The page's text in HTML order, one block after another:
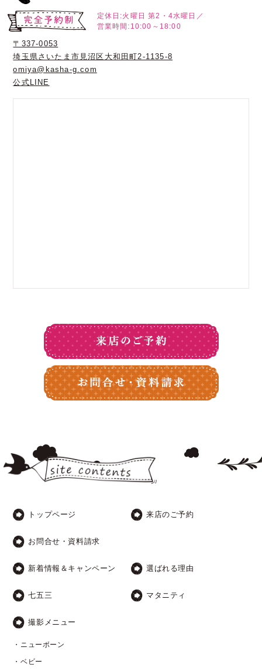
定休日:火曜日 第2・4水曜日／
営業時間:10:00～18:00
〒337-0053
埼玉県さいたま市見沼区大和田町2-1135-8
omiya@kasha-g.com
公式LINE
トップページ 来店のご予約
お問合せ・資料請求
新着情報＆キャンペーン 選ばれる理由
七五三 マタニティ
撮影メニュー
・ニューボーン
・ベビー